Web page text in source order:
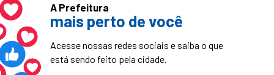
A Prefeitura
mais perto de você
Acesse nossas redes sociais e saiba o que
está sendo feito pela cidade.